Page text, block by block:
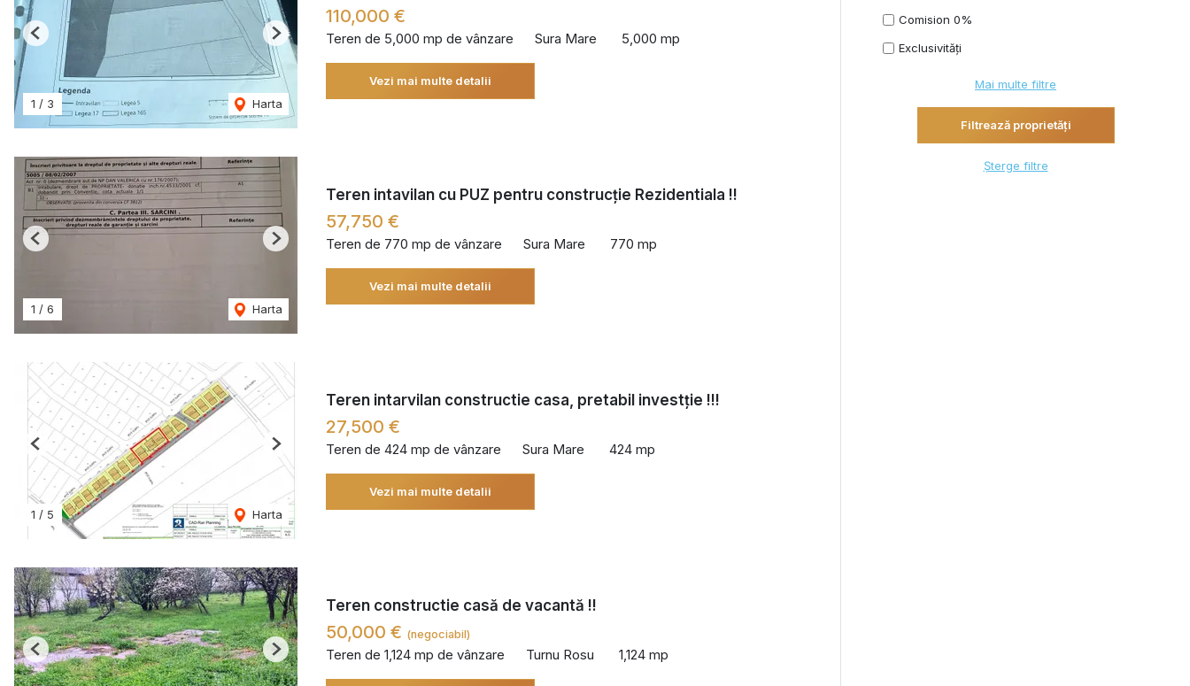
1 / 3 Harta
Previous Next
110,000 €
Teren de 5,000 mp de vânzare Sura Mare 5,000 mp
Vezi mai multe detalii
1 / 6 Harta
Previous Next
Teren intavilan cu PUZ pentru construcție Rezidentiala !!
57,750 €
Teren de 770 mp de vânzare Sura Mare 770 mp
Vezi mai multe detalii
1 / 5 Harta
Previous Next
Teren intarvilan constructie casa, pretabil investție !!!
27,500 €
Teren de 424 mp de vânzare Sura Mare 424 mp
Vezi mai multe detalii
Previous Next
Teren constructie casă de vacantă !!
50,000 € (negociabil)
Teren de 1,124 mp de vânzare Turnu Rosu 1,124 mp
Comision 0%
Exclusivități
Mai multe filtre
Șterge filtre